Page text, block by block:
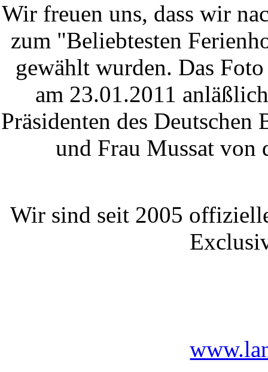
Wir freuen uns, dass wir
zum "Beliebtesten
gewählt wurden. Das
am 23.01.2011
Präsidenten des
und Frau Mussat von
Wir sind seit 2005